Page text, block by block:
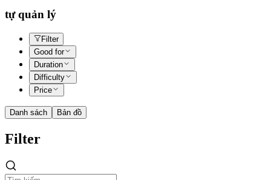
tự quản lý
Filter
Good for
Duration
Difficulty
Price
Danh sách Bản đồ
Filter